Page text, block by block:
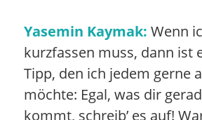
Yasemin Kaymak: Wenn
kurzfassen muss, dann ist
Tipp, den ich jedem gerne
möchte: Egal, was dir
kommt, schreib’ es auf!